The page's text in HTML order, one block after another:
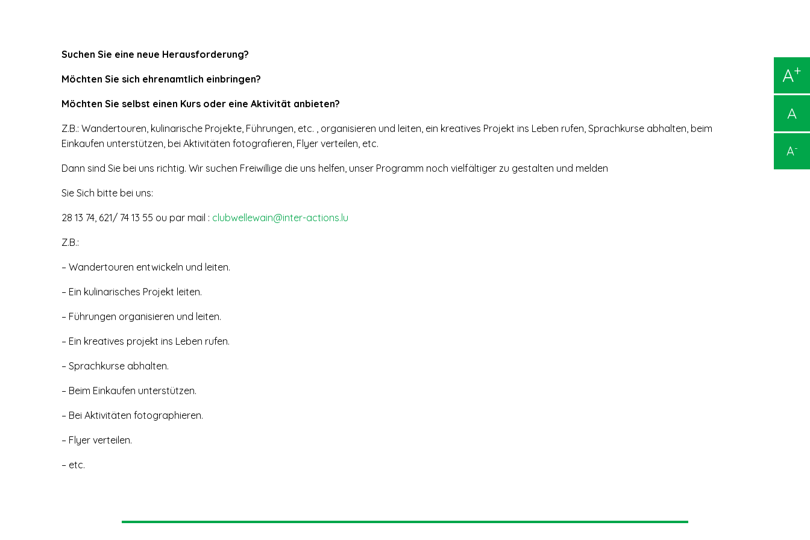
A+
A
A-
Suchen Sie eine neue Herausforderung?
Möchten Sie sich ehrenamtlich einbringen?
Möchten Sie selbst einen Kurs oder eine Aktivität anbieten?
Z.B.: Wandertouren, kulinarische Projekte, Führungen, etc. , organisieren und leiten, ein kreatives Projekt ins Leben rufen, Sprachkurse abhalten, beim
Einkaufen unterstützen, bei Aktivitäten fotografieren, Flyer verteilen, etc.
Dann sind Sie bei uns richtig. Wir suchen Freiwillige die uns helfen, unser Programm noch vielfältiger zu gestalten und melden
Sie Sich bitte bei uns:
28 13 74, 621/ 74 13 55 ou par mail : clubwellewain@inter-actions.lu
Z.B.:
– Wandertouren entwickeln und leiten.
– Ein kulinarisches Projekt leiten.
– Führungen organisieren und leiten.
– Ein kreatives projekt ins Leben rufen.
– Sprachkurse abhalten.
– Beim Einkaufen unterstützen.
– Bei Aktivitäten fotographieren.
– Flyer verteilen.
– etc.